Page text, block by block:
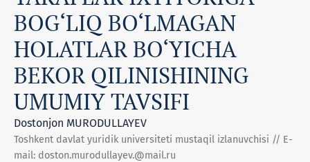
BOG‘LIQ BO‘LMAGAN
HOLATLAR BO‘YICHA
BЕKOR QILINISHINING
UMUMIY TAVSIFI
Dostonjon MURODULLAYEV
Toshkent davlat yuridik universiteti mustaqil izlanuvchisi // E-
mail: doston.murodullayev.@mail.ru